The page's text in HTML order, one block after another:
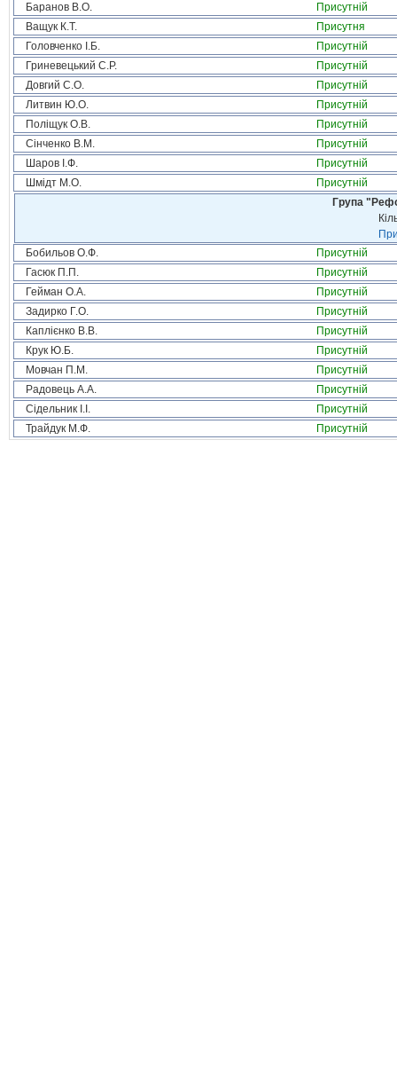
Баранов В.О.
Присутній
Ващук К.Т.
Присутня
Головченко І.Б.
Присутній
Гриневецький С.Р.
Присутній
Довгий С.О.
Присутній
Литвин Ю.О.
Присутній
Поліщук О.В.
Присутній
Сінченко В.М.
Присутній
Шаров І.Ф.
Присутній
Шмідт М.О.
Присутній
Група
Бобильов О.Ф.
Присутній
Гасюк П.П.
Присутній
Гейман О.А.
Присутній
Задирко Г.О.
Присутній
Каплієнко В.В.
Присутній
Крук Ю.Б.
Присутній
Мовчан П.М.
Присутній
Радовець А.А.
Присутній
Сідельник І.І.
Присутній
Трайдук М.Ф.
Присутній